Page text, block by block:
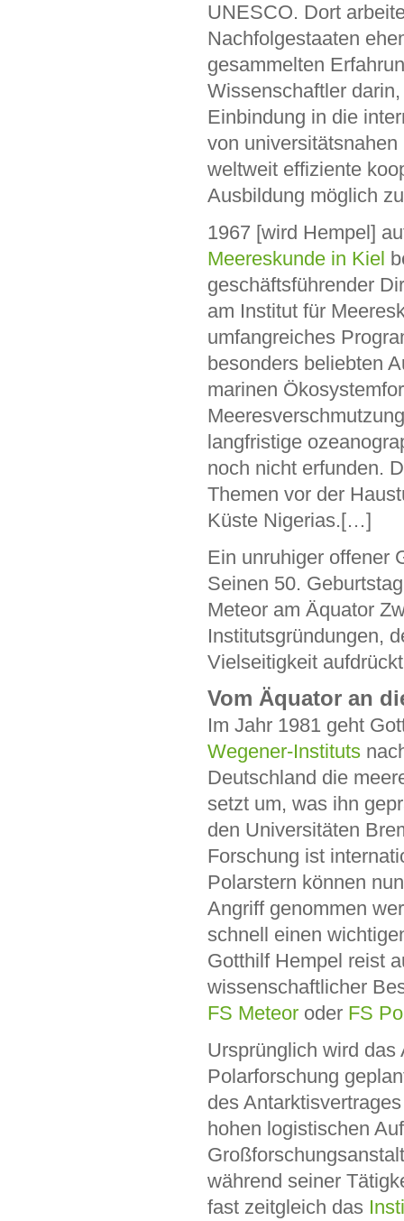
UNESCO. Dort
Nachfolgestaaten
gesammelten
Wissenschaftler
Einbindung in die
von
weltweit effiziente
Ausbildung möglich
1967 [wird Hempel]
Meereskunde in Kiel
geschäftsführender
am Institut für
umfangreiches
besonders beliebten
marinen
langfristige
noch nicht erfunden.
Themen vor der
Küste Nigerias.[…]
Ein unruhiger offener
Seinen 50.
Meteor am Äquator
Institutsgründungen,
Vielseitigkeit
Vom Äquator an
Im Jahr 1981 geht
Wegener-Instituts
Deutschland die
setzt um, was ihn
den Universitäten
Forschung ist
Polarstern können
Angriff genommen
schnell einen
Gotthilf Hempel reist
wissenschaftlicher
FS Meteor oder FS
Ursprünglich wird
Polarforschung
des
hohen logistischen
während seiner
fast zeitgleich das